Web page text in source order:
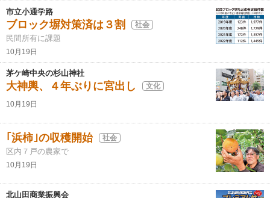
市立小通学路
ブロック塀対策済は３割 社会
民間所有に課題
10月19日
茅ケ崎中央の杉山神社
大神輿、４年ぶりに宮出し 文化
10月19日
｢浜柿｣の収穫開始 社会
区内７戸の農家で
10月19日
北山田商業振興会